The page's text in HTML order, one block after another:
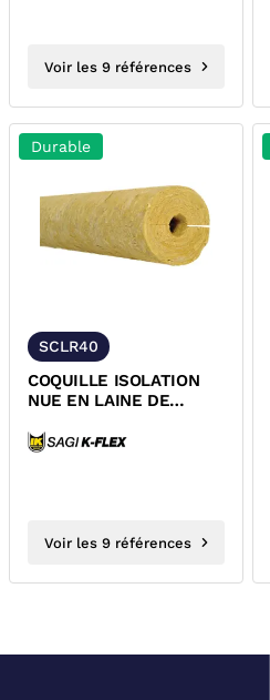
Voir les 9 références
Durable
SCLR40
COQUILLE ISOLATION
NUE EN LAINE DE
MM
Voir les 9 références